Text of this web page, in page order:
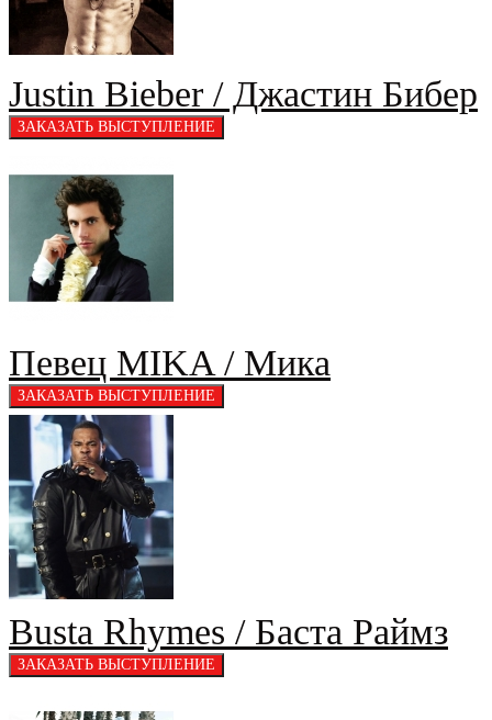
Justin Bieber / Джастин Бибер
Певец MIKA / Мика
Busta Rhymes / Баста Раймз